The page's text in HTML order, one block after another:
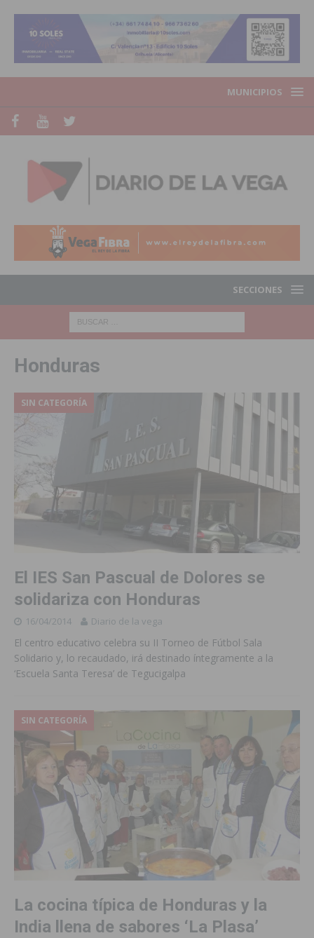
MUNICIPIOS
SECCIONES
Honduras
SIN CATEGORÍA
El IES San Pascual de Dolores se
solidariza con Honduras
16/04/2014 Diario de la vega
El centro educativo celebra su II Torneo de Fútbol Sala
Solidario y, lo recaudado, irá destinado íntegramente a la
‘Escuela Santa Teresa’ de Tegucigalpa
SIN CATEGORÍA
La cocina típica de Honduras y la
India llena de sabores ‘La Plasa’